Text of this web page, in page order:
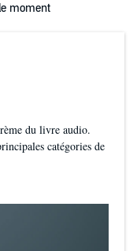
moment
du livre audio.
catégories de